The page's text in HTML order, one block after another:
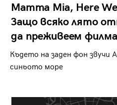
Mamma Mia, Here
Защо всяко лято
да преживеем филма
Където на заден фон звучи
синьото море